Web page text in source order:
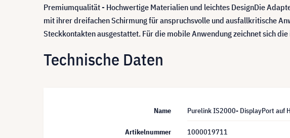
Premiumqualität - Hochwertige Materialien und leichtes DesignDie
mit ihrer dreifachen Schirmung für anspruchsvolle und ausfallkritische
Steckkontakten ausgestattet. Für die mobile Anwendung zeichnet sich
Technische Daten
Name Purelink IS2000- DisplayPort auf
Artikelnummer 1000019711